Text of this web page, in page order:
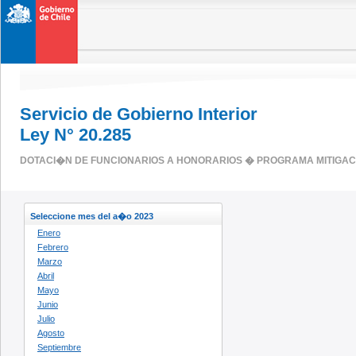
Servicio de Gobierno Interior
Ley N° 20.285
DOTACI�N DE FUNCIONARIOS A HONORARIOS � PROGRAMA
Seleccione mes del a�o 2023
Enero
Febrero
Marzo
Abril
Mayo
Junio
Julio
Agosto
Septiembre